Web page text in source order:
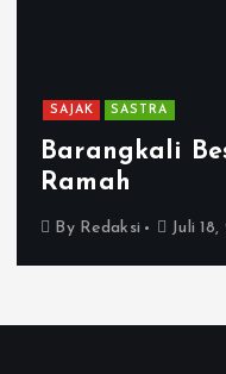
SAJAK SASTRA
Barangkali
Ramah
By Redaksi Juli